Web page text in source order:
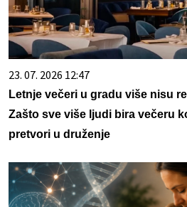
23. 07. 2026 12:47
Letnje večeri u gradu više nisu
Zašto sve više ljudi bira večeru
pretvori u druženje